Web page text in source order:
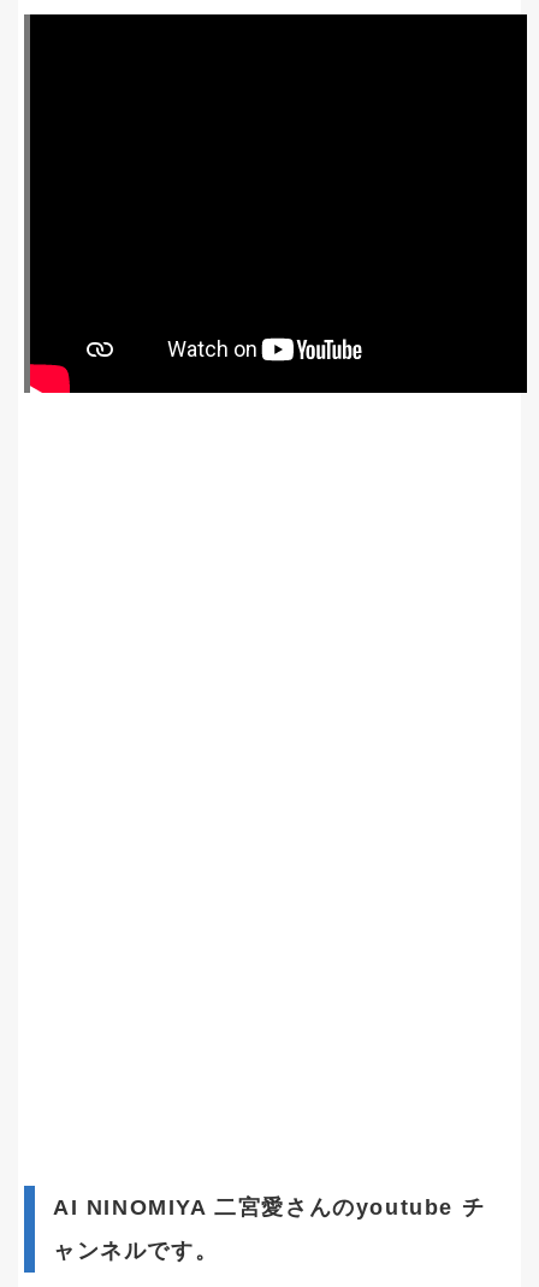
AI NINOMIYA 二宮愛さんのyoutube チ
ャンネルです。